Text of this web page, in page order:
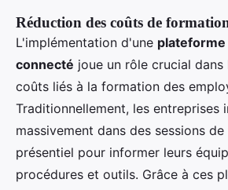
Réduction des coûts de
L'implémentation d'une
connecté joue un rôle crucial
coûts liés à la formation des
Traditionnellement, les entreprises
massivement dans des sessions
présentiel pour informer leurs
procédures et outils. Grâce à ces